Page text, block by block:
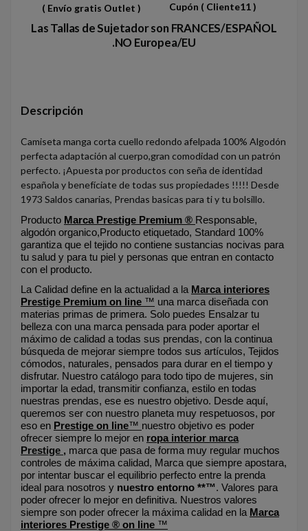
( Envío gratis Outlet )
Cupón ( Cliente11 )
Las Tallas de Sujetador son FRANCES/ESPAÑOL
.NO Europea/EU
Descripción
Camiseta manga corta cuello redondo afelpada 100% Algodón
perfecta adaptación al cuerpo,gran comodidad con un patrón
perfecto. ¡Apuesta por productos con seña de identidad
española y benefíciate de todas sus propiedades !!!!! Desde
1973 Saldos canarias, Prendas basicas para ti y tu bolsillo.
Producto Marca Prestige Premium ® Responsable,
algodón organico,Producto etiquetado, Standard 100%
garantiza que el tejido no contiene sustancias nocivas para
tu salud y para tu piel y personas que entran en contacto
con el producto.
La Calidad define en la actualidad a la Marca interiores
Prestige Premium on line ™ una marca diseñada con
materias primas de primera. Solo puedes Ensalzar tu
belleza con una marca pensada para poder aportar el
máximo de calidad a todas sus prendas, con la continua
búsqueda de mejorar siempre todos sus artículos, Tejidos
cómodos, naturales, pensados para durar en el tiempo y
disfrutar. Nuestro catálogo para todo tipo de mujeres, sin
importar la edad, transmitir confianza, estilo en todas
nuestras prendas, ese es nuestro objetivo. Desde aquí,
queremos ser con nuestro planeta muy respetuosos, por
eso en Prestige on line™ nuestro objetivo es poder
ofrecer siempre lo mejor en ropa interior marca
Prestige , marca que pasa de forma muy regular muchos
controles de máxima calidad, Marca que siempre apostara,
por intentar buscar el equilibrio perfecto entre la prenda
ideal para nosotros y nuestro entorno **™. Valores para
poder ofrecer lo mejor en definitiva. Nuestros valores
siempre son poder ofrecer la máxima calidad en la Marca
interiores Prestige ® on line ™